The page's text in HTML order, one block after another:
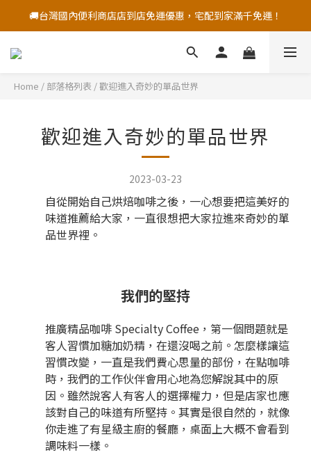
🚚台灣國內便利商店店到店免運優惠，宅配到家滿千免運！
🚚台灣國內便利商店店到店免運優惠，宅配到家滿千免運！
🌎香港、澳門海外皆有運送喔！
Home / 部落格列表 /歡迎進入奇妙的單品世界
歡迎進入奇妙的單品世界
2023-03-23
自從開始自己烘焙咖啡之後，一心想要把這美好的
味道推薦給大家，一直很想把大家拉進來奇妙的單
品世界裡。
我們的堅持
推廣精品咖啡 Specialty Coffee，第一個問題就是
客人習慣加糖加奶精，在還沒喝之前。怎麼樣讓這
習慣改變，一直是我們費心思量的部份，在點咖啡
時，我們的工作伙伴會用心地為您解說其中的原
因。雖然說客人有客人的選擇權力，但是店家也應
該對自己的味道有所堅持。其實是很自然的，就像
你走進了有星級主廚的餐廳，桌面上大概不會看到
調味料一樣。